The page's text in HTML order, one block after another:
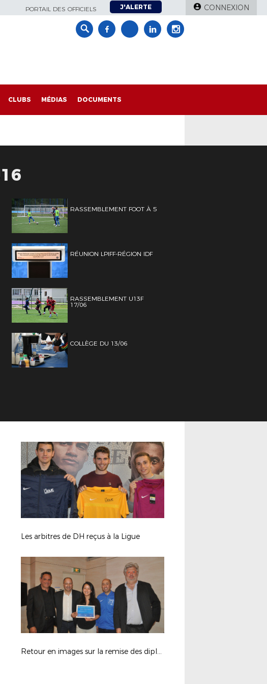
PORTAIL DES OFFICIELS J'ALERTE CONNEXION
CLUBS MÉDIAS DOCUMENTS
RASSEMBLEMENT FOOT À 5
RÉUNION LPIFF-RÉGION IDF
RASSEMBLEMENT U13F
17/06
COLLÈGE DU 13/06
Les arbitres de DH reçus à la Ligue
Retour en images sur la remise des diplômes